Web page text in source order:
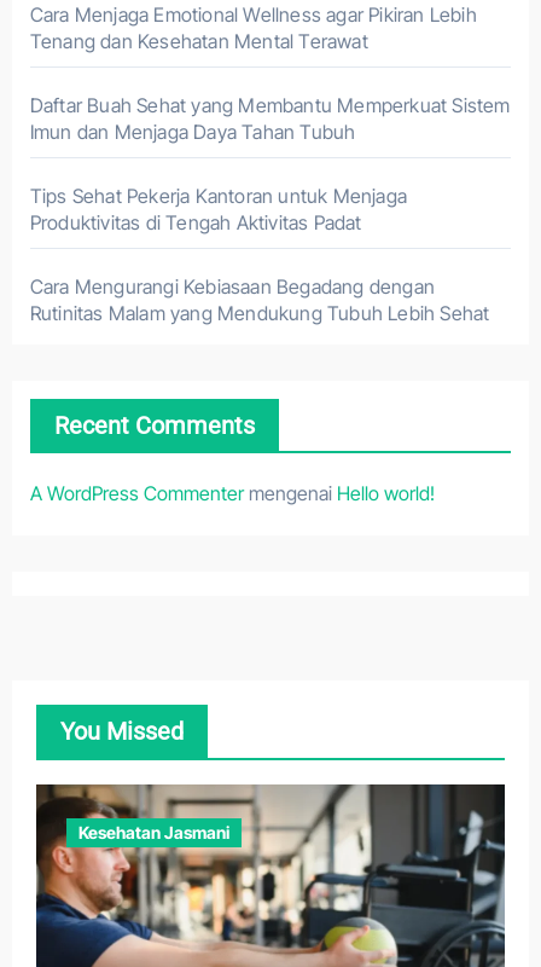
Cara Menjaga Emotional Wellness agar Pikiran Lebih
Tenang dan Kesehatan Mental Terawat
Daftar Buah Sehat yang Membantu Memperkuat Sistem
Imun dan Menjaga Daya Tahan Tubuh
Tips Sehat Pekerja Kantoran untuk Menjaga
Produktivitas di Tengah Aktivitas Padat
Cara Mengurangi Kebiasaan Begadang dengan
Rutinitas Malam yang Mendukung Tubuh Lebih Sehat
Recent Comments
A WordPress Commentermengenai Hello world!
You Missed
Kesehatan Jasmani